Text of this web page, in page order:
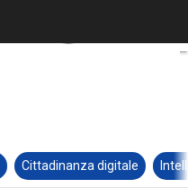
Cittadinanza digitale